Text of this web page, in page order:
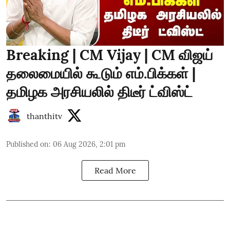
Breaking | CM Vijay | CM விஜய்
தலைமையில் கூடும் எம்.பிக்கள் |
தமிழக அரசியலில் திடீர் ட்விஸ்ட்
thanthitv
Published on: 06 Aug 2026, 2:01 pm
Read More